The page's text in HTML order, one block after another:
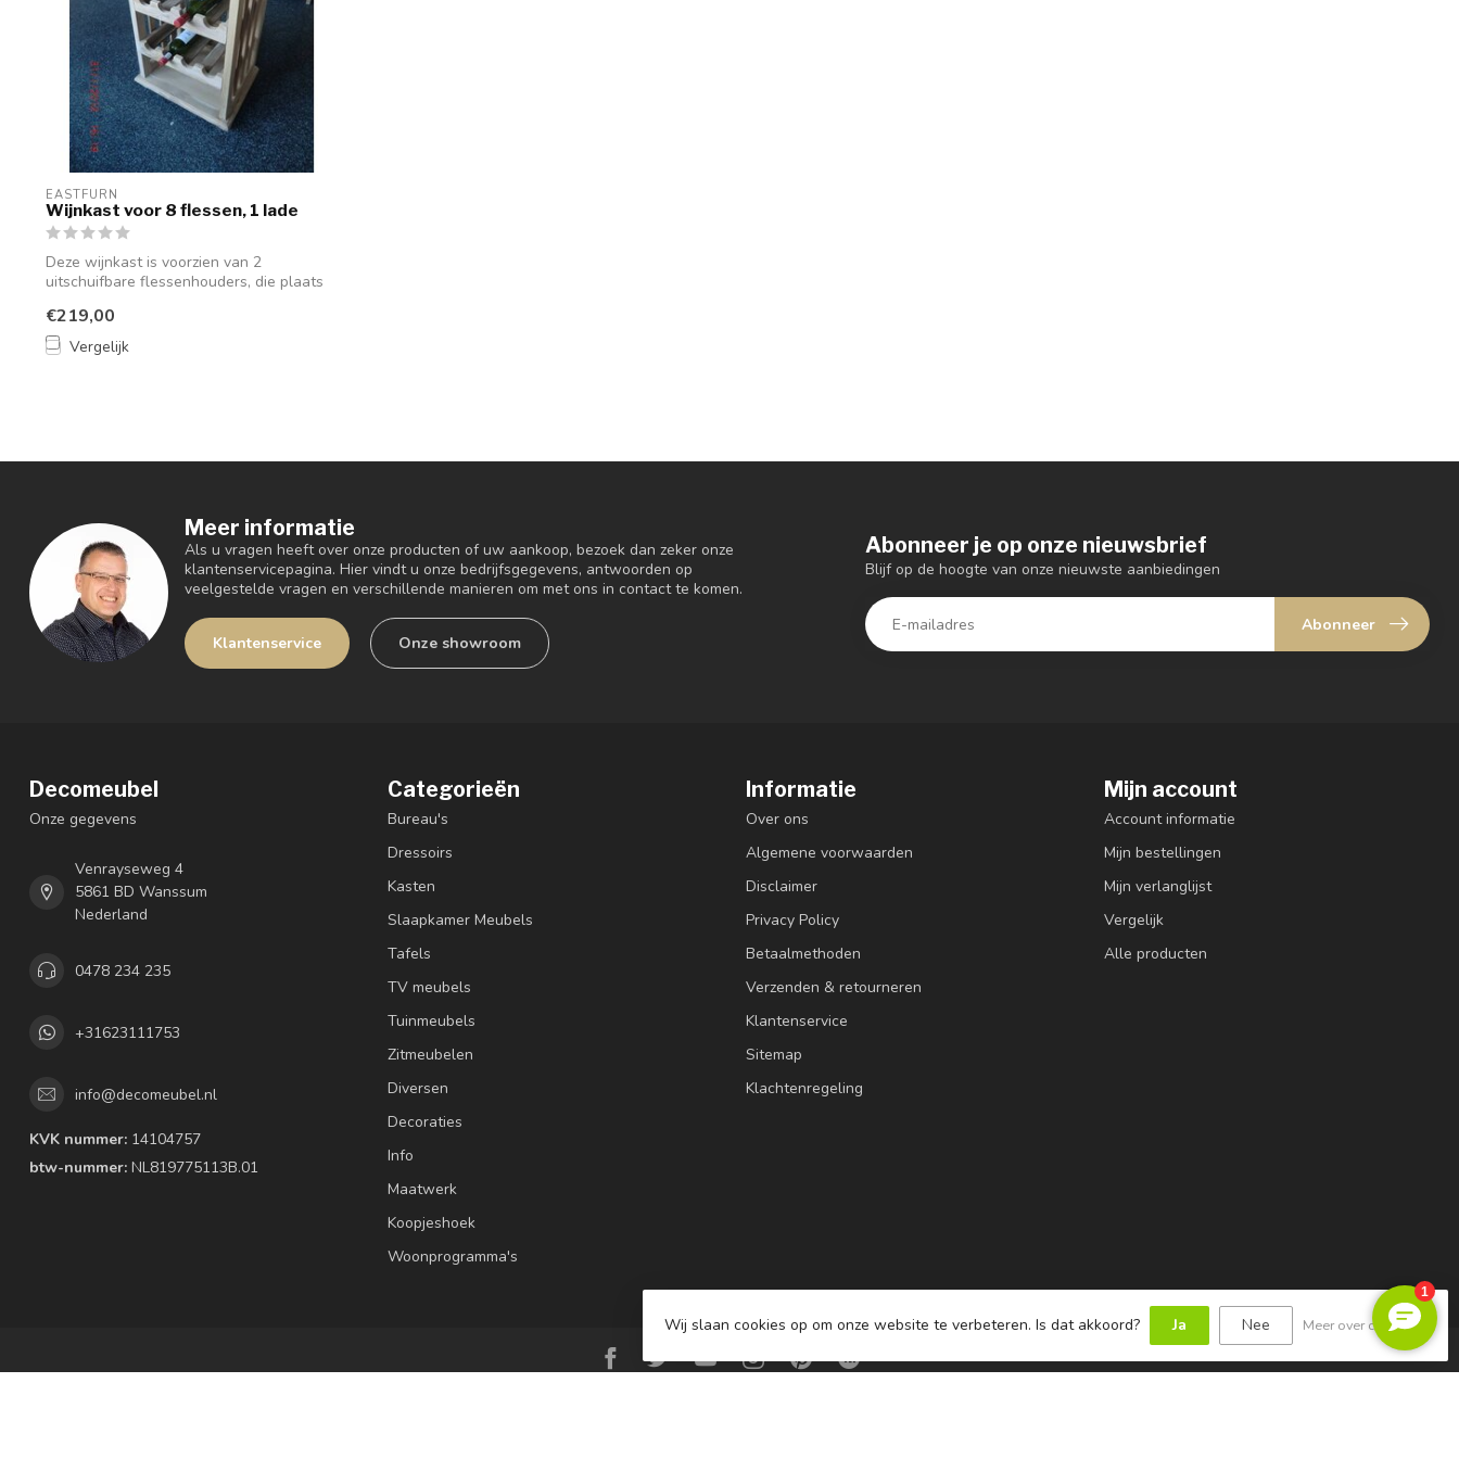
EASTFURN
Wijnkast voor 8 flessen, 1 lade
Deze wijnkast is voorzien van 2
uitschuifbare flessenhouders, die plaats
€219,00
Vergelijk
Meer informatie
Als u vragen heeft over onze producten of uw aankoop, bezoek dan zeker onze
klantenservicepagina. Hier vindt u onze bedrijfsgegevens, antwoorden op
veelgestelde vragen en verschillende manieren om met ons in contact te komen.
Klantenservice Onze showroom
Abonneer je op onze nieuwsbrief
Blijf op de hoogte van onze nieuwste aanbiedingen
Abonneer
Decomeubel
Onze gegevens
Venrayseweg 4
5861 BD Wanssum
Nederland
0478 234 235
+31623111753
info@decomeubel.nl
KVK nummer: 14104757
btw-nummer: NL819775113B.01
Categorieën
Bureau's
Dressoirs
Kasten
Slaapkamer Meubels
Tafels
TV meubels
Tuinmeubels
Zitmeubelen
Diversen
Decoraties
Info
Maatwerk
Koopjeshoek
Woonprogramma's
Informatie
Over ons
Algemene voorwaarden
Disclaimer
Privacy Policy
Betaalmethoden
Verzenden & retourneren
Klantenservice
Sitemap
Klachtenregeling
Mijn account
Account informatie
Mijn bestellingen
Mijn verlanglijst
Vergelijk
Alle producten
Wij slaan cookies op om onze website te verbeteren. Is dat akkoord? Ja Nee Meer over cookies »